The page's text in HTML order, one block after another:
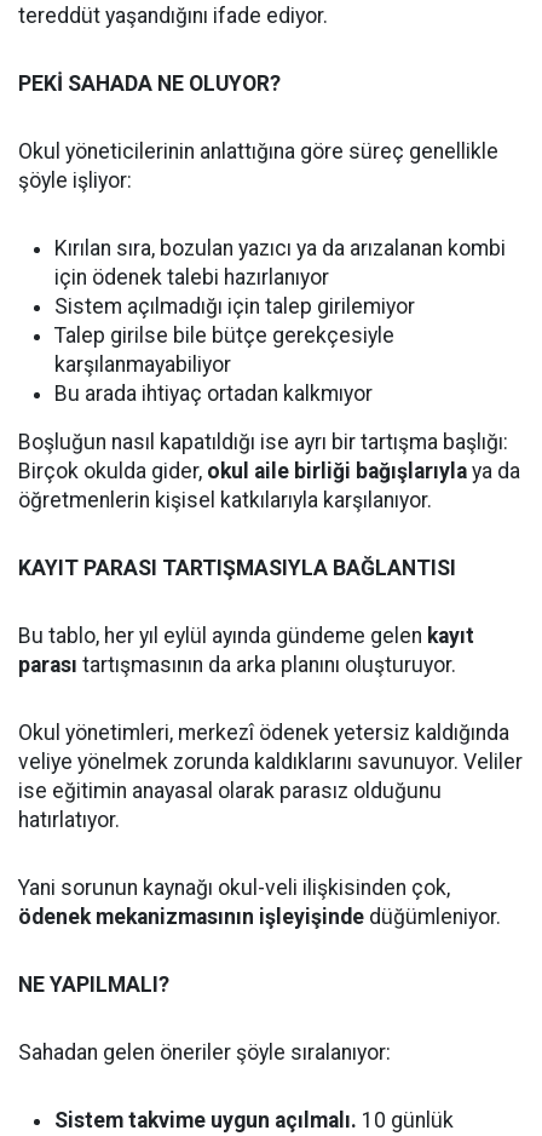
tereddüt yaşandığını ifade ediyor.
PEKİ SAHADA NE OLUYOR?
Okul yöneticilerinin anlattığına göre süreç genellikle
şöyle işliyor:
Kırılan sıra, bozulan yazıcı ya da arızalanan kombi
için ödenek talebi hazırlanıyor
Sistem açılmadığı için talep girilemiyor
Talep girilse bile bütçe gerekçesiyle
karşılanmayabiliyor
Bu arada ihtiyaç ortadan kalkmıyor
Boşluğun nasıl kapatıldığı ise ayrı bir tartışma başlığı:
Birçok okulda gider, okul aile birliği bağışlarıyla ya da
öğretmenlerin kişisel katkılarıyla karşılanıyor.
KAYIT PARASI TARTIŞMASIYLA BAĞLANTISI
Bu tablo, her yıl eylül ayında gündeme gelen kayıt
parası tartışmasının da arka planını oluşturuyor.
Okul yönetimleri, merkezî ödenek yetersiz kaldığında
veliye yönelmek zorunda kaldıklarını savunuyor. Veliler
ise eğitimin anayasal olarak parasız olduğunu
hatırlatıyor.
Yani sorunun kaynağı okul-veli ilişkisinden çok,
ödenek mekanizmasının işleyişinde düğümleniyor.
NE YAPILMALI?
Sahadan gelen öneriler şöyle sıralanıyor:
Sistem takvime uygun açılmalı. 10 günlük